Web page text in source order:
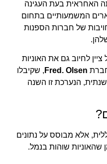
האחראית בעת העגינה
המשמעותיים בתחום
של חברות הספנות
Fred. Olsen , שקיבלו
הנערכת זו השנה
אלא מבוסס על נתונים
שהאוניות שוהות בנמל.